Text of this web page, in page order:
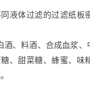
液体过滤的过滤纸板
、料酒、合成血浆、
、甜菜糖、蜂蜜、味